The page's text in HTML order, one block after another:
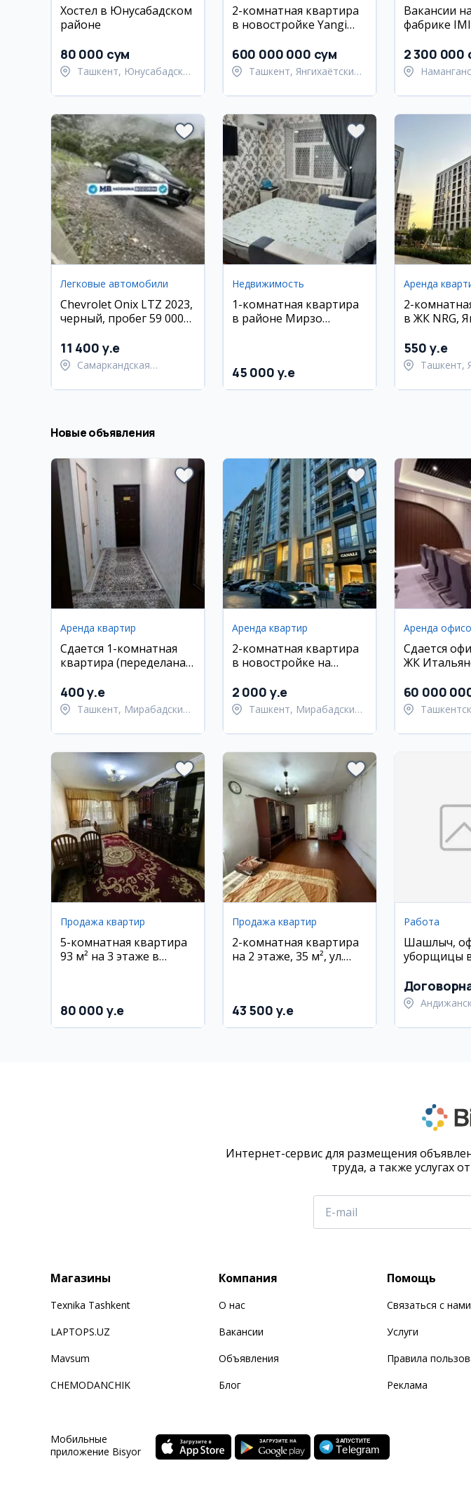
Хостел в Юнусабадском
районе
80 000 сум
Ташкент, Юнусабадский
2-комнатная квартира
в новостройке Yangi
600 000 000 сум
Ташкент, Янгихаётский
Вакансии
фабрике
2 300 000
Легковые автомобили
Chevrolet Onix LTZ 2023,
черный, пробег 59 000
11 400 y.e
Самаркандская
Самаркандский район
Недвижимость
1-комнатная квартира
в районе Мирзо
45 000 y.e
Аренда
2-
в ЖК NRG,
550 y.e
Ташкент,
Новые объявления
Аренда квартир
Сдается 1-комнатная
квартира (переделана
массив, рядом с метро
Кийот
400 y.e
Ташкент, Мирабадский
Аренда квартир
2-комнатная квартира
в новостройке на
с метро Ойбек
2 000 y.e
Ташкент, Мирабадский
Аренда
Сдается
ЖК
60 000
Продажа квартир
5-комнатная квартира
93 м² на 3 этаже в
80 000 y.e
Продажа квартир
2-комнатная квартира
на 2 этаже, 35 м², ул.
43 500 y.e
Работа
Шашлыч,
уборщицы
Интернет-сервис для размещения
труда, а также услугах
Магазины
Texnika Tashkent
LAPTOPS.UZ
Mavsum
CHEMODANCHIK
Компания
О нас
Вакансии
Объявления
Блог
Помощь
Связаться с нами
Услуги
Правила
Реклама
Мобильные
приложение Bisyor